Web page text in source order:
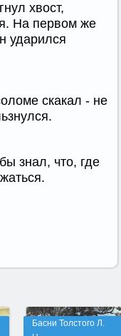
хвост,
На первом же
ударился
скакал - не
знал, что, где
Басни Толстого Л.